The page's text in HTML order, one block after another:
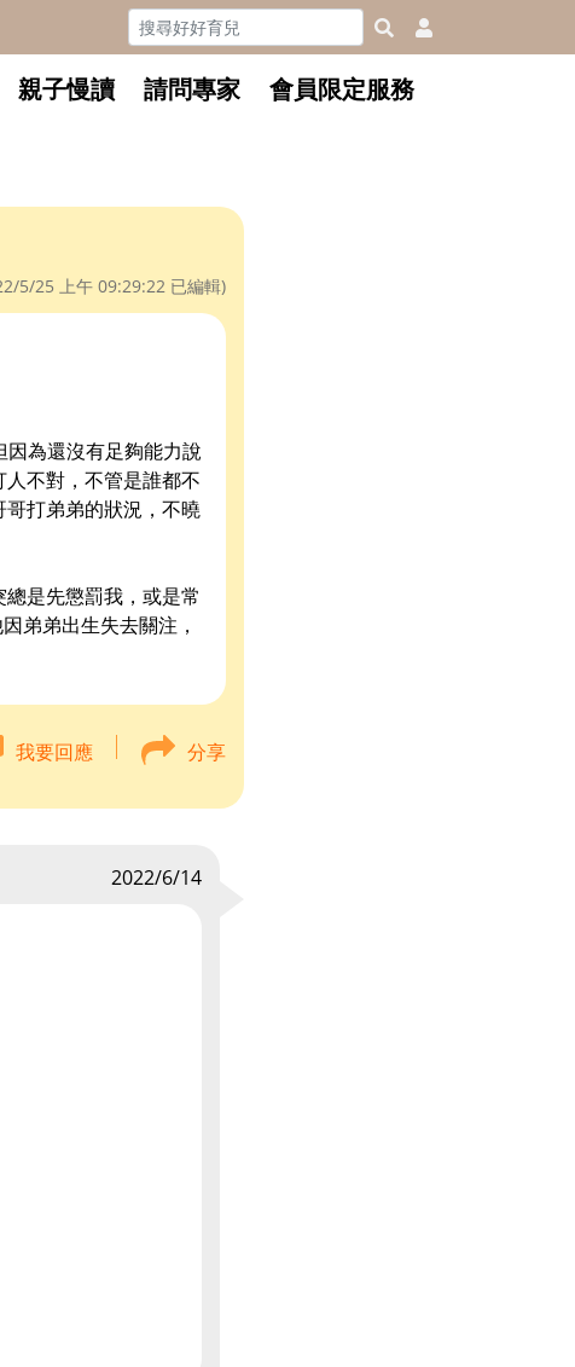
親子慢讀 請問專家 會員限定服務
5/25 上午 09:29:22已編輯)
為還沒有足夠能力說
不對，不管是誰都不
打弟弟的狀況，不曉
是先懲罰我，或是常
弟弟出生失去關注，
我要回應 分享
2022/6/14